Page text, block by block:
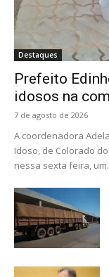
Destaques
Prefeito
idosos na
7 de agosto de 2026
A coordenadora
Idoso, de Colorado
nessa sexta feira,